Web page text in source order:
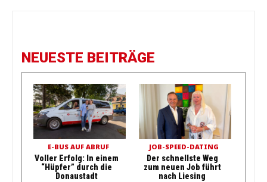
NEUESTE BEITRÄGE
E-BUS AUF ABRUF
Voller Erfolg: In einem
“Hüpfer” durch die
Donaustadt
JOB-SPEED-DATING
Der schnellste Weg
zum neuen Job führt
nach Liesing